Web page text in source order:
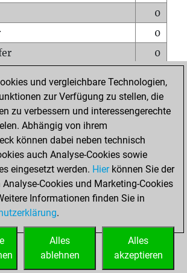
0
0
0
Brett
0
Matt
0
siebten
0
und vergleichbare Technologien,
zur Verfügung zu stellen, die
zu verbessern und interessengerechte
Abhängig von ihrem
können dabei neben technisch
auch Analyse-Cookies sowie
eingesetzt werden. Hierkönnen Sie der
Cookies und Marketing-Cookies
Informationen finden Sie in
.
Alles
akzeptieren
Alles
ablehnen